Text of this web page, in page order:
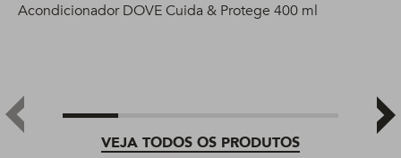
VEJA TODOS OS PRODUTOS
Acondicionador DOVE Cuida & Protege 400 ml